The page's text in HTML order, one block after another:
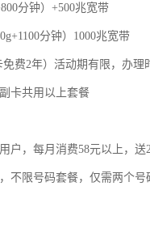
分钟）+500兆宽带
分钟）1000兆宽带
免费2年）活动期有限，办理
卡共用以上套餐
户，每月消费58元以上，送
不限号码套餐，仅需两个号